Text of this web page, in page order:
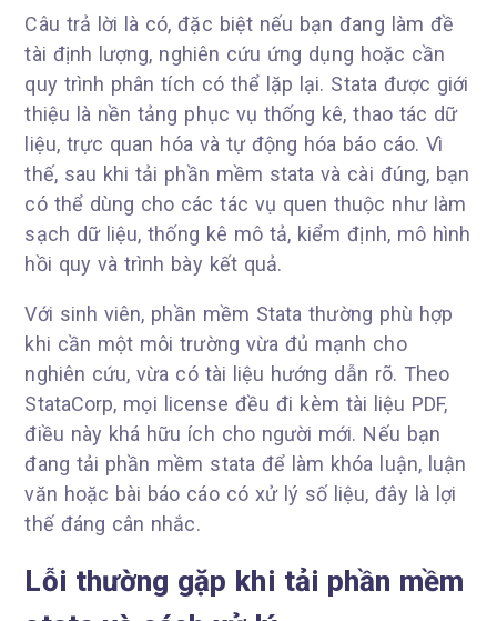
Câu trả lời là có, đặc biệt nếu bạn đang làm đề
tài định lượng, nghiên cứu ứng dụng hoặc cần
quy trình phân tích có thể lặp lại. Stata được giới
thiệu là nền tảng phục vụ thống kê, thao tác dữ
liệu, trực quan hóa và tự động hóa báo cáo. Vì
thế, sau khi tải phần mềm stata và cài đúng, bạn
có thể dùng cho các tác vụ quen thuộc như làm
sạch dữ liệu, thống kê mô tả, kiểm định, mô hình
hồi quy và trình bày kết quả.
Với sinh viên, phần mềm Stata thường phù hợp
khi cần một môi trường vừa đủ mạnh cho
nghiên cứu, vừa có tài liệu hướng dẫn rõ. Theo
StataCorp, mọi license đều đi kèm tài liệu PDF,
điều này khá hữu ích cho người mới. Nếu bạn
đang tải phần mềm stata để làm khóa luận, luận
văn hoặc bài báo cáo có xử lý số liệu, đây là lợi
thế đáng cân nhắc.
Lỗi thường gặp khi tải phần mềm